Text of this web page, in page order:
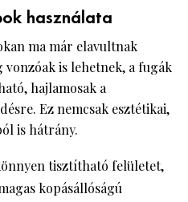
használata
ma már elavultnak
is lehetnek, a fugák
hajlamosak a
Ez nemcsak esztétikai,
is hátrány.
tisztítható felületet,
kopásállóságú